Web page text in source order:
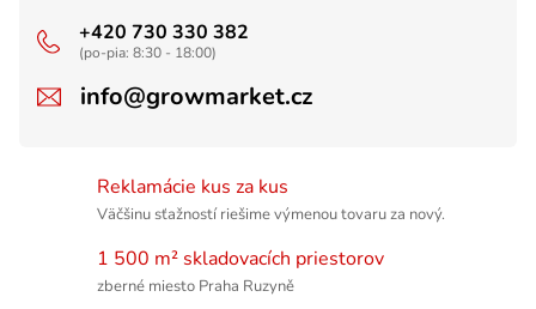
+420 730 330 382
(po-pia: 8:30 - 18:00)
info@growmarket.cz
Reklamácie kus za kus
Väčšinu sťažností riešime výmenou tovaru za nový.
1 500 m² skladovacích priestorov
zberné miesto Praha Ruzyně